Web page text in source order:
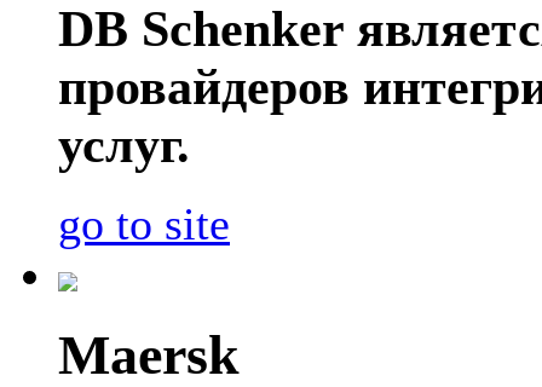
DB Schenker
провайдеров
услуг.
go to site
Maersk